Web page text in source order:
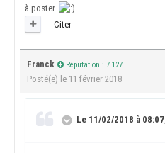
à poster.
Citer
Franck Réputation : 7 127
Posté(e) le 11 février 2018
Le 11/02/2018 à